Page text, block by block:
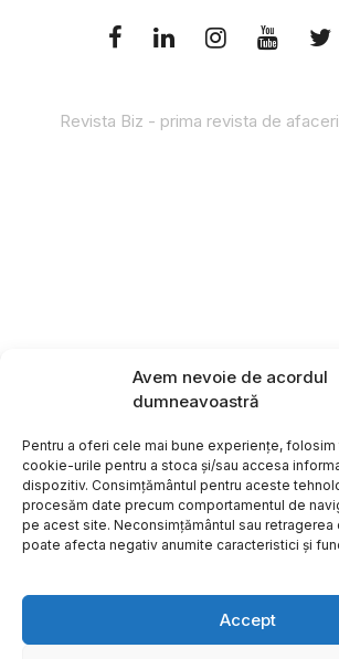
Avem nevoie de acordul
dumneavoastră
Pentru a oferi cele mai bune experiențe,
cookie-urile pentru a stoca și/sau accesa
dispozitiv. Consimțământul pentru aceste
procesăm date precum comportamentul de
pe acest site. Neconsimțământul sau retragerea
poate afecta negativ anumite caracteristici și
Accept
Revista Biz - prima revista de